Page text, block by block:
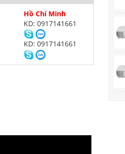
Hồ Chí Minh
KD: 0917141661
KD: 0917141661